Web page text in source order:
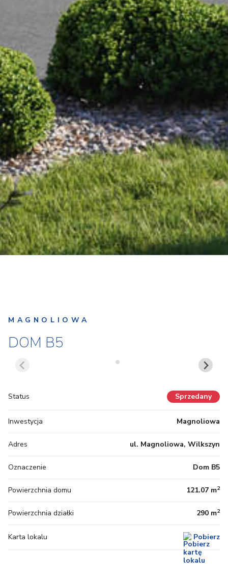
MAGNOLIOWA
DOM B5
Status Sprzedany
Inwestycja Magnoliowa
Adres ul. Magnoliowa, Wilkszyn
Oznaczenie Dom B5
Powierzchnia domu 121.07 m2
Powierzchnia działki 290 m2
Karta lokalu Pobierz